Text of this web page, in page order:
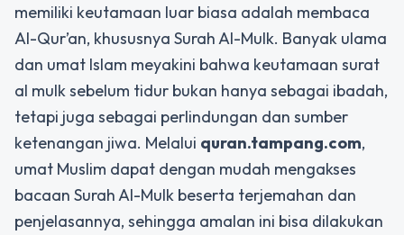
memiliki keutamaan luar biasa adalah membaca
Al-Qur’an, khususnya Surah Al-Mulk. Banyak ulama
dan umat Islam meyakini bahwa keutamaan surat
al mulk sebelum tidur bukan hanya sebagai ibadah,
tetapi juga sebagai perlindungan dan sumber
ketenangan jiwa. Melalui quran.tampang.com,
umat Muslim dapat dengan mudah mengakses
bacaan Surah Al-Mulk beserta terjemahan dan
penjelasannya, sehingga amalan ini bisa dilakukan